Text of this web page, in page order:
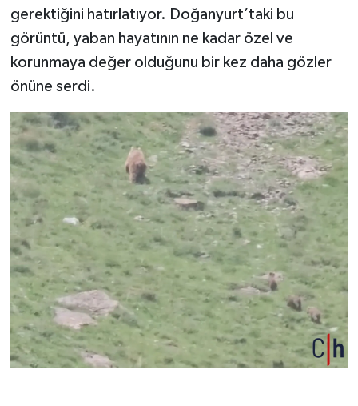
gerektiğini hatırlatıyor. Doğanyurt’taki bu
görüntü, yaban hayatının ne kadar özel ve
korunmaya değer olduğunu bir kez daha gözler
önüne serdi.